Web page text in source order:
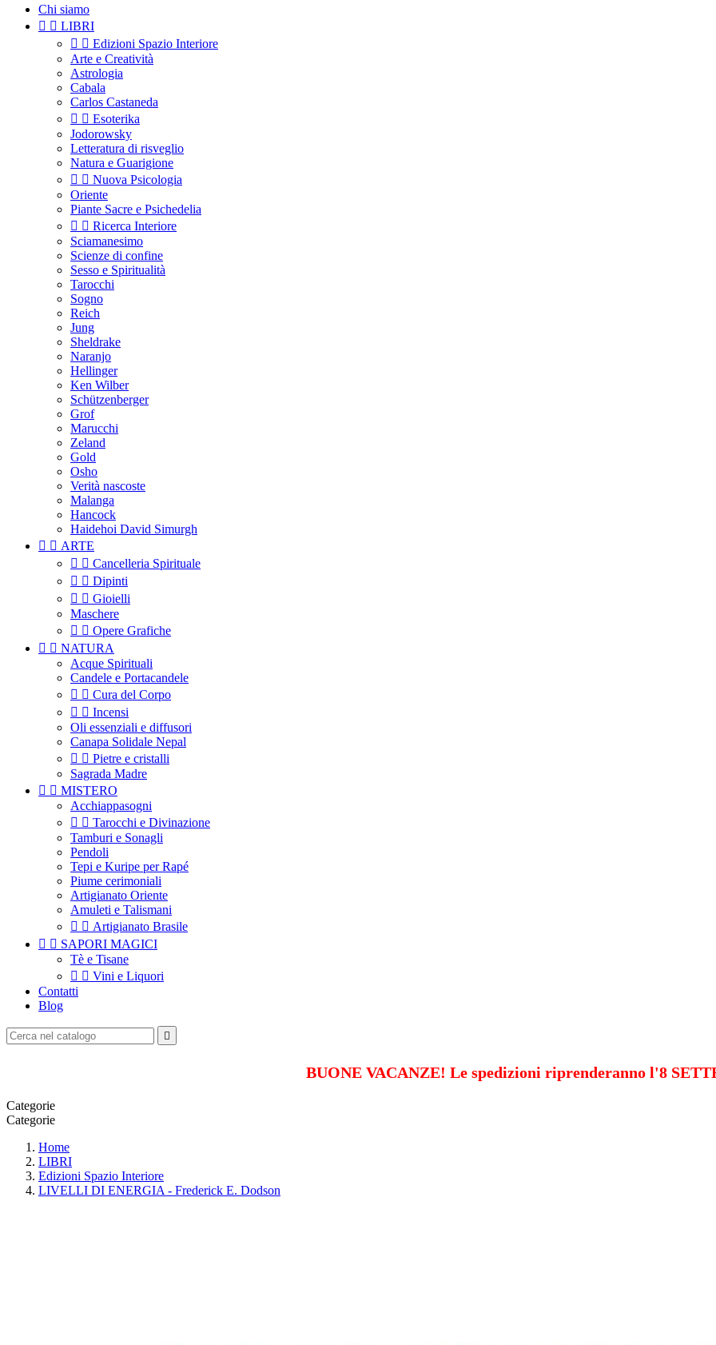
Chi siamo
  LIBRI
  Edizioni Spazio Interiore
Arte e Creatività
Astrologia
Cabala
Carlos Castaneda
  Esoterika
Jodorowsky
Letteratura di risveglio
Natura e Guarigione
  Nuova Psicologia
Oriente
Piante Sacre e Psichedelia
  Ricerca Interiore
Sciamanesimo
Scienze di confine
Sesso e Spiritualità
Tarocchi
Sogno
Reich
Jung
Sheldrake
Naranjo
Hellinger
Ken Wilber
Schützenberger
Grof
Marucchi
Zeland
Gold
Osho
Verità nascoste
Malanga
Hancock
Haidehoi David Simurgh
  ARTE
  Cancelleria Spirituale
  Dipinti
  Gioielli
Maschere
  Opere Grafiche
  NATURA
Acque Spirituali
Candele e Portacandele
  Cura del Corpo
  Incensi
Oli essenziali e diffusori
Canapa Solidale Nepal
  Pietre e cristalli
Sagrada Madre
  MISTERO
Acchiappasogni
  Tarocchi e Divinazione
Tamburi e Sonagli
Pendoli
Tepi e Kuripe per Rapé
Piume cerimoniali
Artigianato Oriente
Amuleti e Talismani
  Artigianato Brasile
  SAPORI MAGICI
Tè e Tisane
  Vini e Liquori
Contatti
Blog

BUONE VACANZE! Le spedizioni riprenderanno l'8
Categorie
Categorie
Home
LIBRI
Edizioni Spazio Interiore
LIVELLI DI ENERGIA - Frederick E. Dodson